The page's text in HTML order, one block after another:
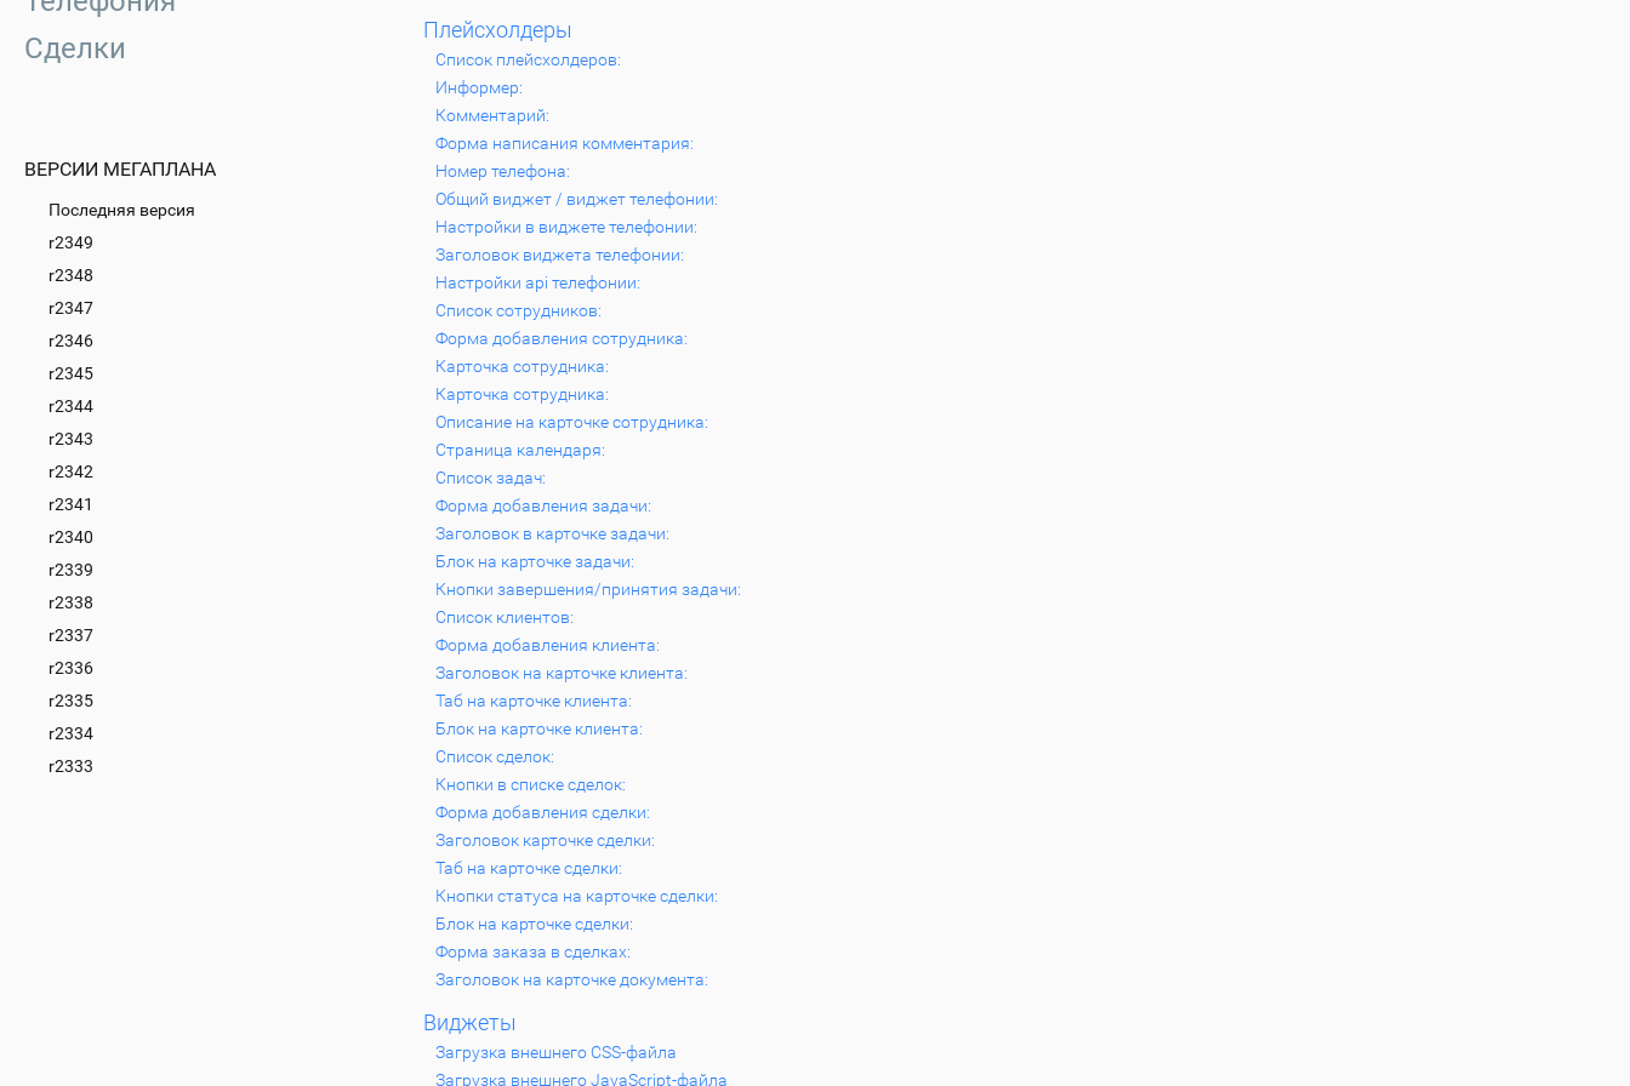
Сделки
ВЕРСИИ МЕГАПЛАНА
Последняя версия
r2349
r2348
r2347
r2346
r2345
r2344
r2343
r2342
r2341
r2340
r2339
r2338
r2337
r2336
r2335
r2334
r2333
Плейсхолдеры
Список плейсхолдеров:
Информер:
Комментарий:
Форма написания комментария:
Номер телефона:
Общий виджет / виджет телефонии:
Настройки в виджете телефонии:
Заголовок виджета телефонии:
Настройки api телефонии:
Список сотрудников:
Форма добавления сотрудника:
Карточка сотрудника:
Карточка сотрудника:
Описание на карточке сотрудника:
Страница календаря:
Список задач:
Форма добавления задачи:
Заголовок в карточке задачи:
Блок на карточке задачи:
Кнопки завершения/принятия задачи:
Список клиентов:
Форма добавления клиента:
Заголовок на карточке клиента:
Таб на карточке клиента:
Блок на карточке клиента:
Список сделок:
Кнопки в списке сделок:
Форма добавления сделки:
Заголовок карточке сделки:
Таб на карточке сделки:
Кнопки статуса на карточке сделки:
Блок на карточке сделки:
Форма заказа в сделках:
Заголовок на карточке документа:
Виджеты
Загрузка внешнего CSS-файла
Загрузка внешнего JavaScript-файла